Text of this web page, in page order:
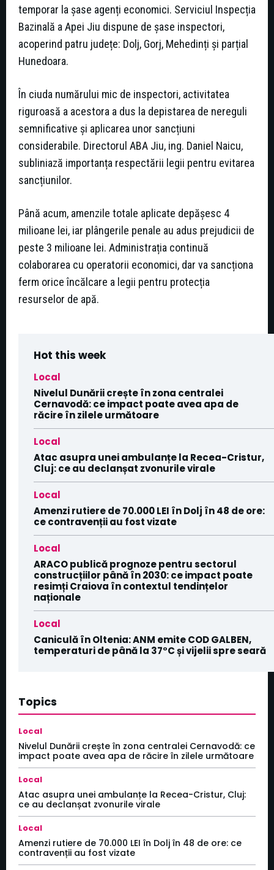
temporar la șase agenți economici. Serviciul Inspecția
Bazinală a Apei Jiu dispune de șase inspectori,
acoperind patru județe: Dolj, Gorj, Mehedinți și parțial
Hunedoara.
În ciuda numărului mic de inspectori, activitatea
riguroasă a acestora a dus la depistarea de nereguli
semnificative și aplicarea unor sancțiuni
considerabile. Directorul ABA Jiu, ing. Daniel Naicu,
subliniază importanța respectării legii pentru evitarea
sancțiunilor.
Până acum, amenzile totale aplicate depășesc 4
milioane lei, iar plângerile penale au adus prejudicii de
peste 3 milioane lei. Administrația continuă
colaborarea cu operatorii economici, dar va sancționa
ferm orice încălcare a legii pentru protecția
resurselor de apă.
Hot this week
Local
Nivelul Dunării crește în zona centralei
Cernavodă: ce impact poate avea apa de
răcire în zilele următoare
Local
Atac asupra unei ambulanțe la Recea-Cristur,
Cluj: ce au declanșat zvonurile virale
Local
Amenzi rutiere de 70.000 LEI în Dolj în 48 de ore:
ce contravenții au fost vizate
Local
ARACO publică prognoze pentru sectorul
construcțiilor până în 2030: ce impact poate
resimți Craiova în contextul tendințelor
naționale
Local
Caniculă în Oltenia: ANM emite COD GALBEN,
temperaturi de până la 37°C și vijelii spre seară
Topics
Local
Nivelul Dunării crește în zona centralei Cernavodă: ce
impact poate avea apa de răcire în zilele următoare
Local
Atac asupra unei ambulanțe la Recea-Cristur, Cluj:
ce au declanșat zvonurile virale
Local
Amenzi rutiere de 70.000 LEI în Dolj în 48 de ore: ce
contravenții au fost vizate